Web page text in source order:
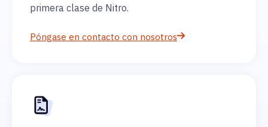
primera clase de Nitro.
Póngase en contacto con nosotros